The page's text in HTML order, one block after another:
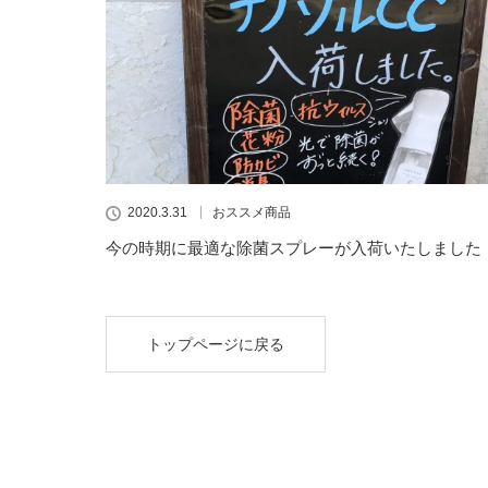
2020.3.31 おススメ商品
今の時期に最適な除菌スプレーが入荷いたしました
トップページに戻る